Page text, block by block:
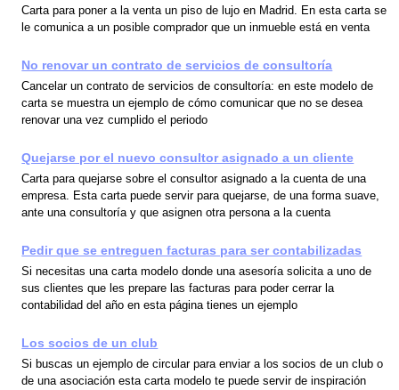
Carta para poner a la venta un piso de lujo en Madrid. En esta carta se
le comunica a un posible comprador que un inmueble está en venta
No renovar un contrato de servicios de consultoría
Cancelar un contrato de servicios de consultoría: en este modelo de
carta se muestra un ejemplo de cómo comunicar que no se desea
renovar una vez cumplido el periodo
Quejarse por el nuevo consultor asignado a un cliente
Carta para quejarse sobre el consultor asignado a la cuenta de una
empresa. Esta carta puede servir para quejarse, de una forma suave,
ante una consultoría y que asignen otra persona a la cuenta
Pedir que se entreguen facturas para ser contabilizadas
Si necesitas una carta modelo donde una asesoría solicita a uno de
sus clientes que les prepare las facturas para poder cerrar la
contabilidad del año en esta página tienes un ejemplo
Los socios de un club
Si buscas un ejemplo de circular para enviar a los socios de un club o
de una asociación esta carta modelo te puede servir de inspiración